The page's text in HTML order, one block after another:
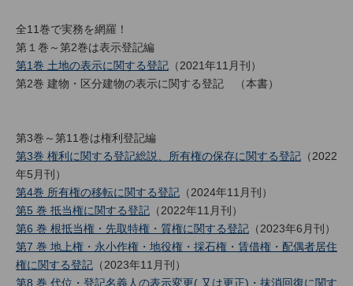
全11巻で実務を網羅！
第１巻～第2巻は表示登記編
第1巻 土地の表示に関する登記 （2021年11月刊）
第2巻 建物・区分建物の表示に関する登記 （本書）
第3巻～第11巻は権利登記編
第3巻 権利に関する登記総説、所有権の保存に関する登記 （2022
年5月刊）
第4巻 所有権の移転に関する登記 （2024年11月刊）
第5 巻 抵当権に関する登記 （2022年11月刊）
第6 巻 根抵当権・先取特権・質権に関する登記 （2023年6月刊）
第7 巻 地上権・永小作権・地役権・採石権・賃借権・配偶者居住
権に関する登記 （2023年11月刊）
第8 巻 代位・登記名義人の表示変更( 又は更正)・抹消回復に関す